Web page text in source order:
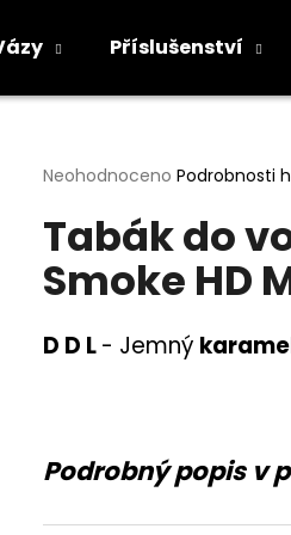
Příslušenství
Průměrné
produktu
0,0
z
hvězdiček.
Neohodnoceno Podrobnosti
Tabák do
Smoke HD
D D L- Jemný
Podrobný popis v
HLEDAT